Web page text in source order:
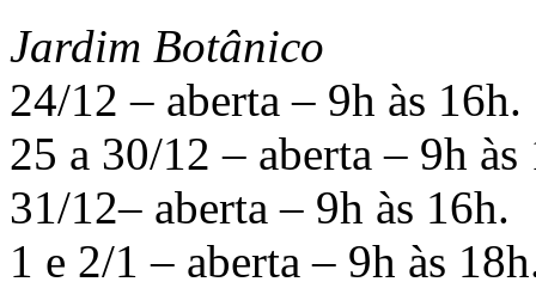
Jardim Botânico
24/12 – aberta – 9h às 16h.
25 a 30/12 – aberta – 9h às
31/12– aberta – 9h às 16h.
1 e 2/1 – aberta – 9h às